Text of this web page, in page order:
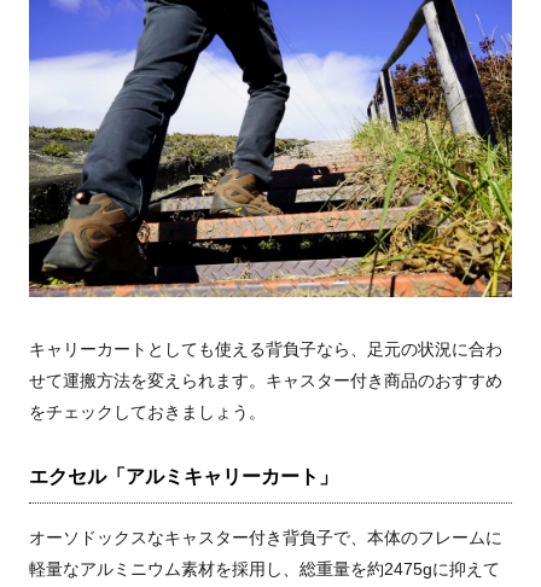
キャリーカートとしても使える背負子なら、足元の状況に合わ
せて運搬方法を変えられます。キャスター付き商品のおすすめ
をチェックしておきましょう。
エクセル「アルミキャリーカート」
オーソドックスなキャスター付き背負子で、本体のフレームに
軽量なアルミニウム素材を採用し、総重量を約2475gに抑えて